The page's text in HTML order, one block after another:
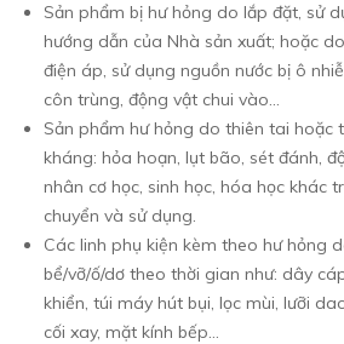
Sản phẩm bị hư hỏng do lắp đặt, sử
hướng dẫn của Nhà sản xuất; hoặc
điện áp, sử dụng nguồn nước bị ô
côn trùng, động vật chui vào…
Sản phẩm hư hỏng do thiên tai hoặc
kháng: hỏa hoạn, lụt bão, sét đánh,
nhân cơ học, sinh học, hóa học khác
chuyển và sử dụng.
Các linh phụ kiện kèm theo hư hỏng
bể/vỡ/ố/dơ theo thời gian như: dây
khiển, túi máy hút bụi, lọc mùi, lưỡi
cối xay, mặt kính bếp…